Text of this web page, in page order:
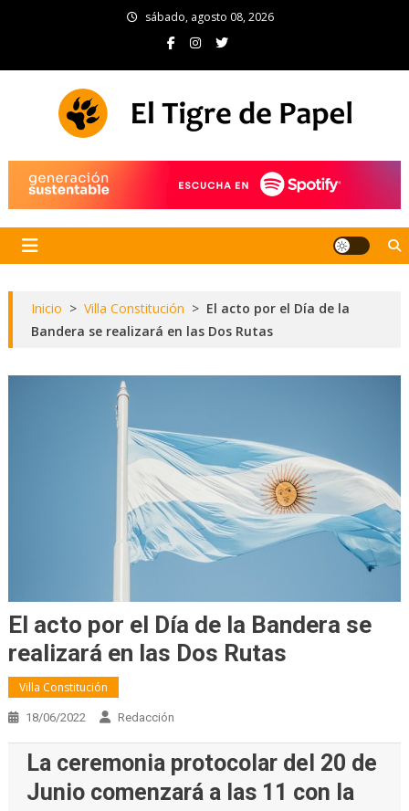
sábado, agosto 08, 2026
Inicio > Villa Constitución > El acto por el Día de la
Bandera se realizará en las Dos Rutas
El acto por el Día de la Bandera se
realizará en las Dos Rutas
Villa Constitución
18/06/2022 Redacción
La ceremonia protocolar del 20 de
Junio comenzará a las 11 con la